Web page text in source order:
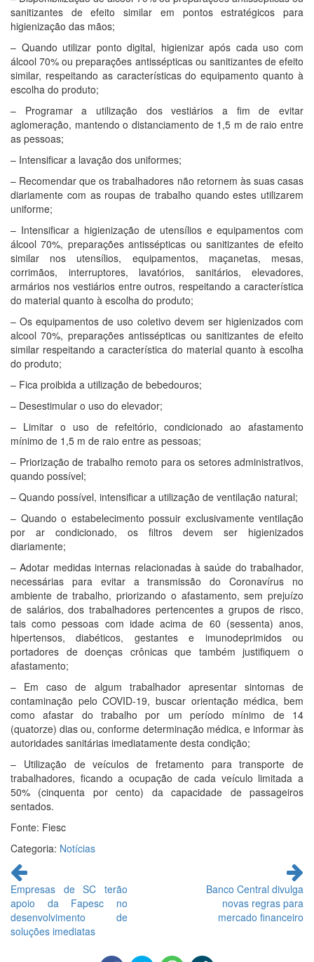
sanitizantes de efeito similar em pontos estratégicos para
higienização das mãos;
– Quando utilizar ponto digital, higienizar após cada uso com
álcool 70% ou preparações antissépticas ou sanitizantes de efeito
similar, respeitando as características do equipamento quanto à
escolha do produto;
– Programar a utilização dos vestiários a fim de evitar
aglomeração, mantendo o distanciamento de 1,5 m de raio entre
as pessoas;
– Intensificar a lavação dos uniformes;
– Recomendar que os trabalhadores não retornem às suas casas
diariamente com as roupas de trabalho quando estes utilizarem
uniforme;
– Intensificar a higienização de utensílios e equipamentos com
álcool 70%, preparações antissépticas ou sanitizantes de efeito
similar nos utensílios, equipamentos, maçanetas, mesas,
corrimãos, interruptores, lavatórios, sanitários, elevadores,
armários nos vestiários entre outros, respeitando a característica
do material quanto à escolha do produto;
– Os equipamentos de uso coletivo devem ser higienizados com
alcool 70%, preparações antissépticas ou sanitizantes de efeito
similar respeitando a característica do material quanto à escolha
do produto;
– Fica proibida a utilização de bebedouros;
– Desestimular o uso do elevador;
– Limitar o uso de refeitório, condicionado ao afastamento
mínimo de 1,5 m de raio entre as pessoas;
– Priorização de trabalho remoto para os setores administrativos,
quando possível;
– Quando possível, intensificar a utilização de ventilação natural;
– Quando o estabelecimento possuir exclusivamente ventilação
por ar condicionado, os filtros devem ser higienizados
diariamente;
– Adotar medidas internas relacionadas à saúde do trabalhador,
necessárias para evitar a transmissão do Coronavírus no
ambiente de trabalho, priorizando o afastamento, sem prejuízo
de salários, dos trabalhadores pertencentes a grupos de risco,
tais como pessoas com idade acima de 60 (sessenta) anos,
hipertensos, diabéticos, gestantes e imunodeprimidos ou
portadores de doenças crônicas que também justifiquem o
afastamento;
– Em caso de algum trabalhador apresentar sintomas de
contaminação pelo COVID-19, buscar orientação médica, bem
como afastar do trabalho por um período mínimo de 14
(quatorze) dias ou, conforme determinação médica, e informar às
autoridades sanitárias imediatamente desta condição;
– Utilização de veículos de fretamento para transporte de
trabalhadores, ficando a ocupação de cada veículo limitada a
50% (cinquenta por cento) da capacidade de passageiros
sentados.
Fonte: Fiesc
Categoria: Notícias
Continue
lendo
Empresas de SC terão
apoio da Fapesc no
desenvolvimento de
soluções imediatas
Banco Central divulga
novas regras para
mercado financeiro